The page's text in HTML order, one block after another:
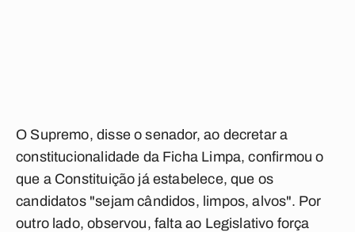
O Supremo, disse o senador, ao decretar a
constitucionalidade da Ficha Limpa, confirmou o
que a Constituição já estabelece, que os
candidatos "sejam cândidos, limpos, alvos". Por
outro lado, observou, falta ao Legislativo força